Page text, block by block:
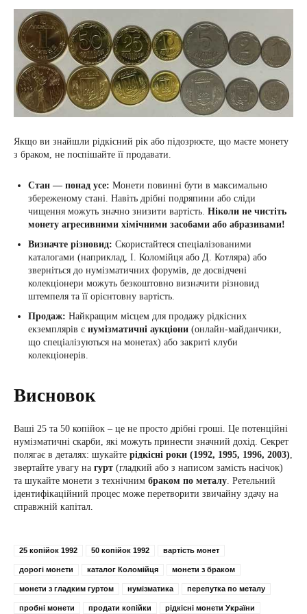
Якщо ви знайшли рідкісний рік або підозрюєте, що маєте монету
з браком, не поспішайте її продавати.
Стан — понад усе: Монети повинні бути в максимально
збереженому стані. Навіть дрібні подряпини або сліди
чищення можуть значно знизити вартість. Ніколи не чистіть
монету агресивними хімічними засобами або абразивами!
Визначте різновид: Скористайтеся спеціалізованими
каталогами (наприклад, І. Коломійця або Д. Котляра) або
зверніться до нумізматичних форумів, де досвідчені
колекціонери можуть безкоштовно визначити різновид
штемпеля та її орієнтовну вартість.
Продаж: Найкращим місцем для продажу рідкісних
екземплярів є нумізматичні аукціони (онлайн-майданчики,
що спеціалізуються на монетах) або закриті клуби
колекціонерів.
Висновок
Ваші 25 та 50 копійок – це не просто дрібні гроші. Це потенційні
нумізматичні скарби, які можуть принести значний дохід. Секрет
полягає в деталях: шукайте рідкісні роки (1992, 1995, 1996, 2003)
звертайте увагу на гурт (гладкий або з написом замість насічок)
та шукайте монети з технічним браком по металу . Ретельний
ідентифікаційний процес може перетворити звичайну здачу на
справжній капітал.
25 копійок 1992 50 копійок 1992 вартість монет
дорогі монети каталог Коломійця монети з браком
монети з гладким гуртом нумізматика перепутка по металу
пробні монети продати копійки рідкісні монети України